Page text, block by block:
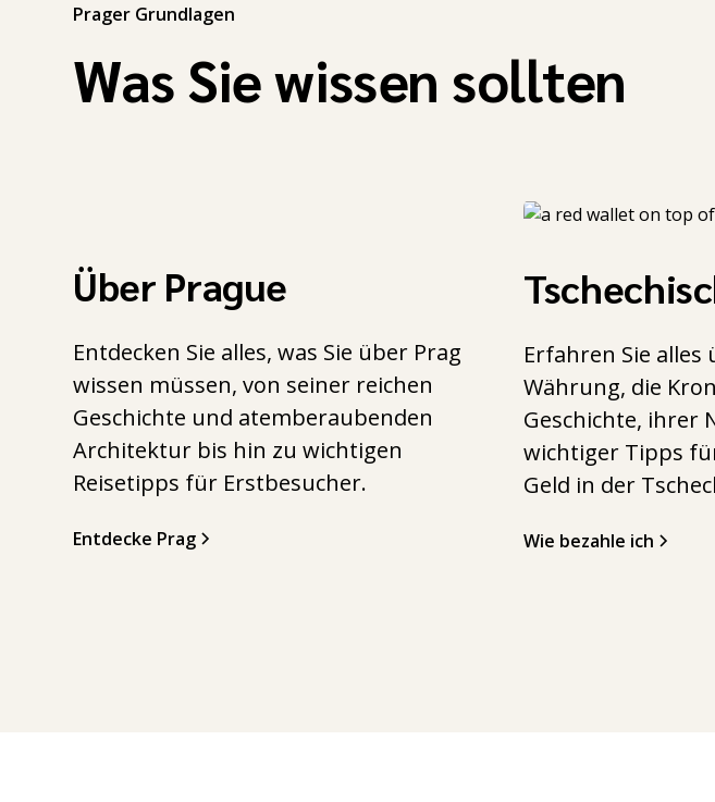
Prager Grundlagen
Was Sie wissen sollten
Über Prague
Entdecken Sie alles, was Sie über Prag
wissen müssen, von seiner reichen
Geschichte und atemberaubenden
Architektur bis hin zu wichtigen
Reisetipps für Erstbesucher.
Entdecke Prag
Erfahren Sie alles
Währung, die
Geschichte, ihrer
wichtiger Tipps
Geld in der
Wie bezahle ich